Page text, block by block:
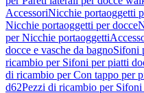
AccessoriNicchie portaoggetti
Nicchie portaoggetti per docce
per Nicchie portaoggetti
docce e vasche da bagnoSifoni
ricambio per Sifoni per piatti
di ricambio per Con tappo per
d62Pezzi di ricambio per